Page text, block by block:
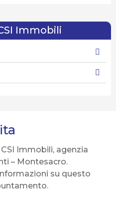
Immobili
Immobili, agenzia
– Montesacro.
su questo